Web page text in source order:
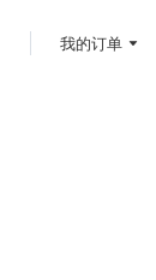
我的订单